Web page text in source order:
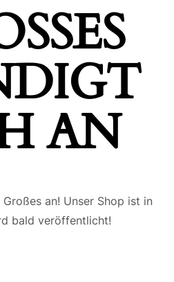
K
S
AN
an! Unser Shop ist in
bald veröffentlicht!